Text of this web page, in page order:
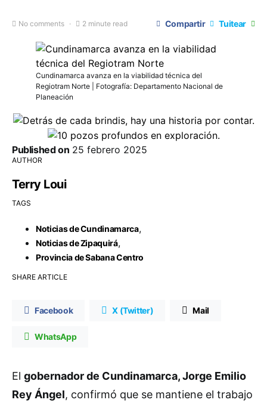
No comments 2 minute read Compartir Tuitear
Cundinamarca avanza en la viabilidad técnica del
Regiotram Norte | Fotografía: Departamento Nacional de
Planeación
Published on 25 febrero 2025
AUTHOR
Terry Loui
TAGS
Noticias de Cundinamarca,
Noticias de Zipaquirá,
Provincia de Sabana Centro
SHARE ARTICLE
Facebook X (Twitter) Mail
WhatsApp
El gobernador de Cundinamarca, Jorge Emilio
Rey Ángel, confirmó que se mantiene el trabajo